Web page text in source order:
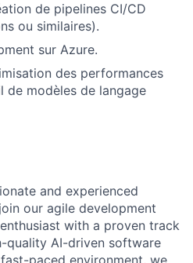
de pipelines CI/CD
ou similaires).
sur Azure.
des performances
de modèles de langage
and experienced
our agile development
with a proven track
quality AI-driven software